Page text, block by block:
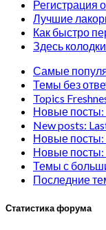
Регистрация
Лучшие
Как быстро
Здесь
Самые
Темы без
Topics
Новые посты:
New posts:
Новые
Новые
Темы с
Последние
Статистика форума